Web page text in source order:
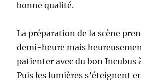
bonne qualité.
La préparation de la scène
demi-heure mais
patienter avec du bon Incubus
Puis les lumières s’éteignent